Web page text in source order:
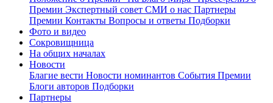
Премии Экспертный совет СМИ о нас Партнеры
Премии Контакты Вопросы и ответы Подборки
Фото и видео
Сокровищница
На общих началах
Новости
Благие вести Новости номинантов События Премии
Блоги авторов Подборки
Партнеры